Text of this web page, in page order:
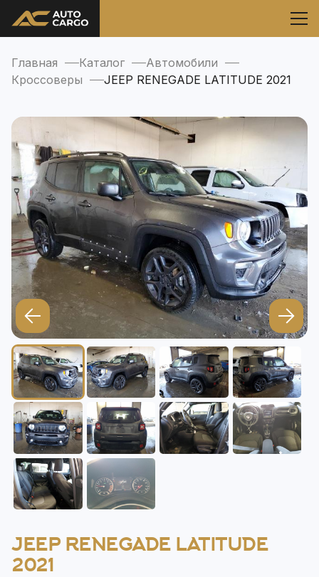
Главная Каталог
Автомобили
Кроссоверы
JEEP RENEGADE LATITUDE 2021
JEEP RENEGADE LATITUDE
2021